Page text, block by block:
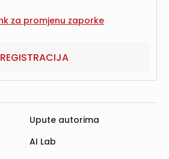
REGISTRACIJA
Upute autorima
AI Lab